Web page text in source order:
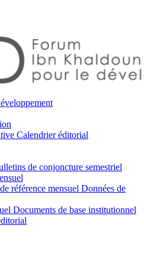
Calendrier éditorial
de conjoncture semestriel
référence mensuel Données de
Documents de base institutionnel